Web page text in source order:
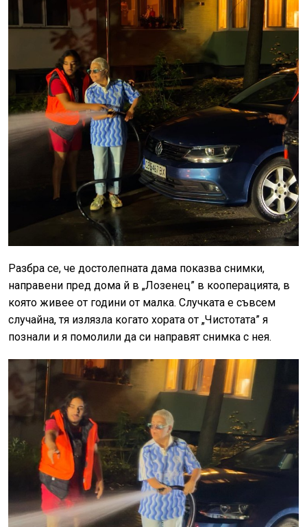
Разбра се, че достолепната дама показва снимки,
направени пред дома й в „Лозенец” в кооперацията, в
която живее от години от малка. Случката е съвсем
случайна, тя излязла когато хората от „Чистотата” я
познали и я помолили да си направят снимка с нея.